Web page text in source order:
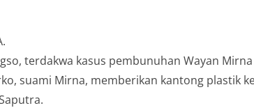
terdakwa kasus pembunuhan Wayan
suami Mirna, memberikan kantong plastik